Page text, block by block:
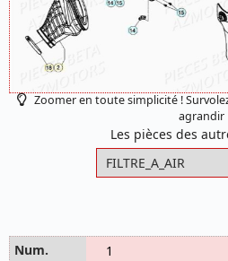
Zoomer en toute simplicité !
agrandir
Les pièces des
1